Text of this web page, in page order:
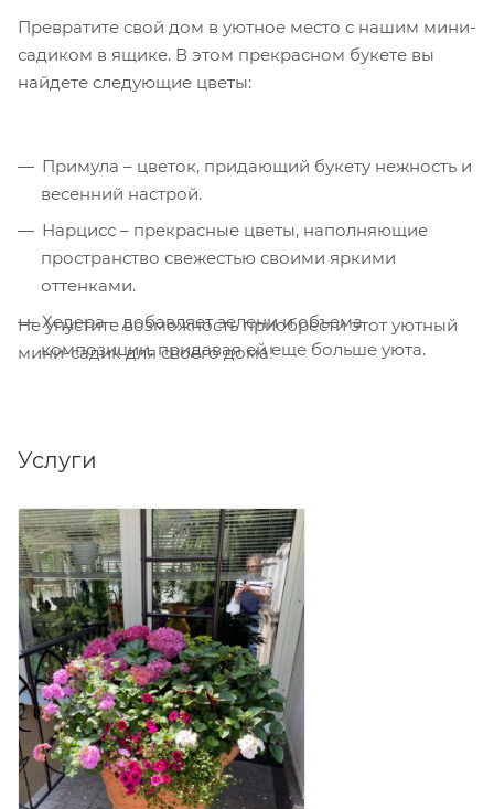
Превратите свой дом в уютное место с нашим мини-
садиком в ящике. В этом прекрасном букете вы
найдете следующие цветы:
Примула – цветок, придающий букету нежность и
весенний настрой.
Нарцисс – прекрасные цветы, наполняющие
пространство свежестью своими яркими
оттенками.
Хедера – добавляет зелени и объема
композиции, придавая ей еще больше уюта.
Не упустите возможность приобрести этот уютный
мини-садик для своего дома!
Услуги